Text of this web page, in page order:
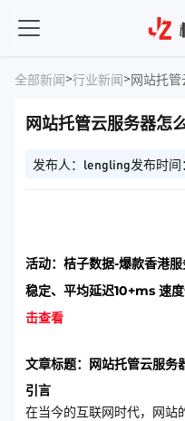
全部新闻>行业新闻>网站托管
网站托管云服务器怎
发布人：lengling发布时间
活动：桔子数据-爆款香港
稳定、平均延迟10+ms 速
击查看
文章标题：网站托管云服务
引言
在当今的互联网时代，网站